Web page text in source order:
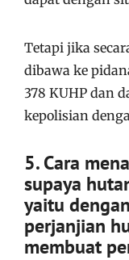
Tetapi jika
dibawa ke
378 KUHP dan
kepolisian
5. Cara
supaya
yaitu
perjanjian
membuat